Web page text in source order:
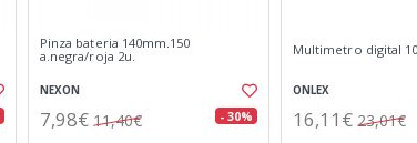
Pinza bateria 140mm.150
a.negra/roja 2u.
NEXON
7,98€ 11,40€ - 30%
Multimetro digital
ONLEX
16,11€ 23,01€